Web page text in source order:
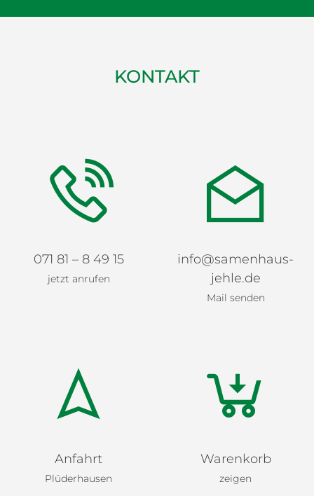
KONTAKT
071 81 – 8 49 15
jetzt anrufen
info@samenhaus-
jehle.de
Mail senden
Anfahrt
Plüderhausen
Warenkorb
zeigen